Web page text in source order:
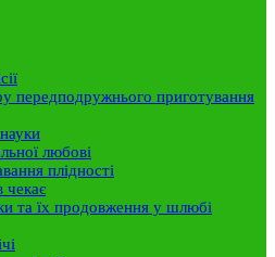
передподружнього приготування
любові
плідності
та їх продовження у шлюбі